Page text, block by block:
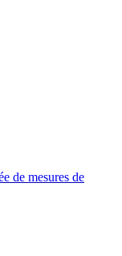
de mesures de